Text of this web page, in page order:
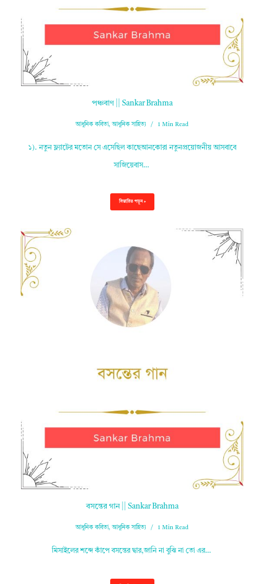
পঞ্চবাণ || Sankar Brahma
আধুনিক কবিতা,আধুনিক সাহিত্য 1 Min Read
১). নতুন ফ্ল্যাটের মতোন সে এসেছিল কাছেআনকোরা নতুনপ্রয়োজনীয় আসবাবে
সাজিয়েবাস…
বিস্তারিত পড়ুন »
বসন্তের গান || Sankar Brahma
আধুনিক কবিতা,আধুনিক সাহিত্য 1 Min Read
মিসাইলের শব্দে কাঁপে বসন্তের দ্বার,জানি না বুঝি না তো এর…